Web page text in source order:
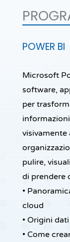
POWER BI
Microsoft
software,
per
visivamente
pulire,
di prendere
•
cloud
• Origini dati
• Come